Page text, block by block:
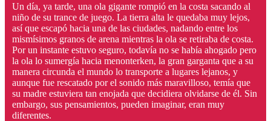
Un día, ya tarde, una ola gigante rompió en la costa sacando al
niño de su trance de juego. La tierra alta le quedaba muy lejos,
así que escapó hacia una de las ciudades, nadando entre los
mismísimos granos de arena mientras la ola se retiraba de costa.
Por un instante estuvo seguro, todavía no se había ahogado pero
la ola lo sumergía hacia menonterken, la gran garganta que a su
manera circunda el mundo lo transporte a lugares lejanos, y
aunque fue rescatado por el sonido más maravilloso, temía que
su madre estuviera tan enojada que decidiera olvidarse de él. Sin
embargo, sus pensamientos, pueden imaginar, eran muy
diferentes.